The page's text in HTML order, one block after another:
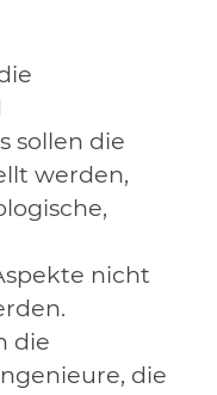
sollen die
werden,
nicht
die
die